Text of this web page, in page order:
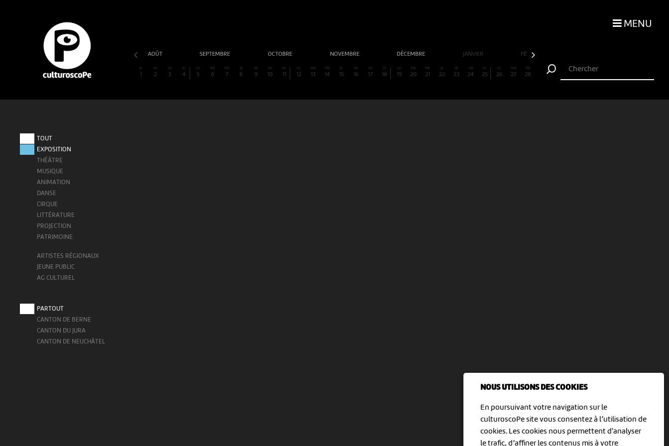
NOUS UTILISONS DES COOKIES
En poursuivant votre navigation sur le
culturoscoPe site vous consentez à l’utilisation de
cookies. Les cookies nous permettent d'analyser
le trafic, d’affiner les contenus mis à votre
MENU
AOÛT SEPTEMBRE OCTOBRE NOVEMBRE DÉCEMBRE JANVIER FÉVRIER
JE
1
VE
2
SA
3
DI
4
LU
5
MA
6
ME
7
JE
8
VE
9
SA
10
DI
11
LU
12
MA
13
ME
14
JE
15
VE
16
SA
17
DI
18
LU
19
MA
20
ME
21
JE
22
VE
23
SA
24
DI
25
LU
26
MA
27
ME
28
TOUT
EXPOSITION
THÉÂTRE
MUSIQUE
ANIMATION
DANSE
CIRQUE
LITTÉRATURE
PROJECTION
PATRIMOINE
ARTISTES RÉGIONAUX
JEUNE PUBLIC
AG CULTUREL
PARTOUT
CANTON DE BERNE
CANTON DU JURA
CANTON DE NEUCHÂTEL